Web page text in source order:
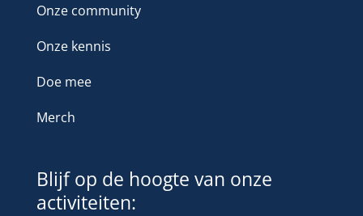
Onze community
Onze kennis
Doe mee
Merch
Blijf op de hoogte van onze
activiteiten: